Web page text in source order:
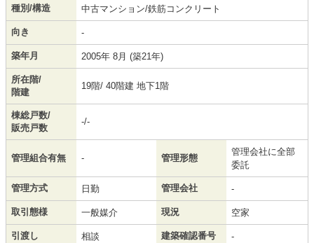
種別/構造 中古マンション/鉄筋コンクリート
向き -
築年月 2005年 8月 (築21年)
所在階/
階建
19階/ 40階建 地下1階
棟総戸数/
販売戸数
-/-
管理組合有無 - 管理形態
管理会社に全部
委託
管理方式 日勤 管理会社 -
取引態様 一般媒介 現況 空家
引渡し 相談 建築確認番号 -